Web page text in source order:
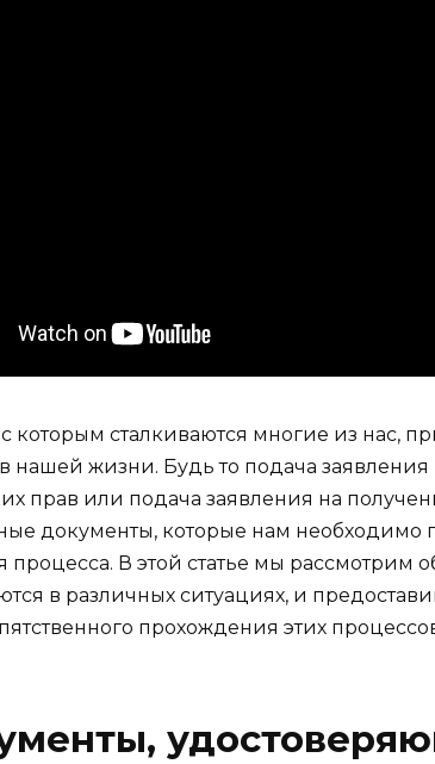
которым сталкиваются многие из нас,
нашей жизни. Будь то подача заявления
прав или подача заявления на
документы, которые нам необходимо
процесса. В этой статье мы рассмотрим
в различных ситуациях, и
прохождения этих